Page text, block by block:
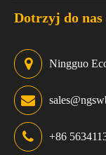
Dotrzyj do nas
Ningguo
+86